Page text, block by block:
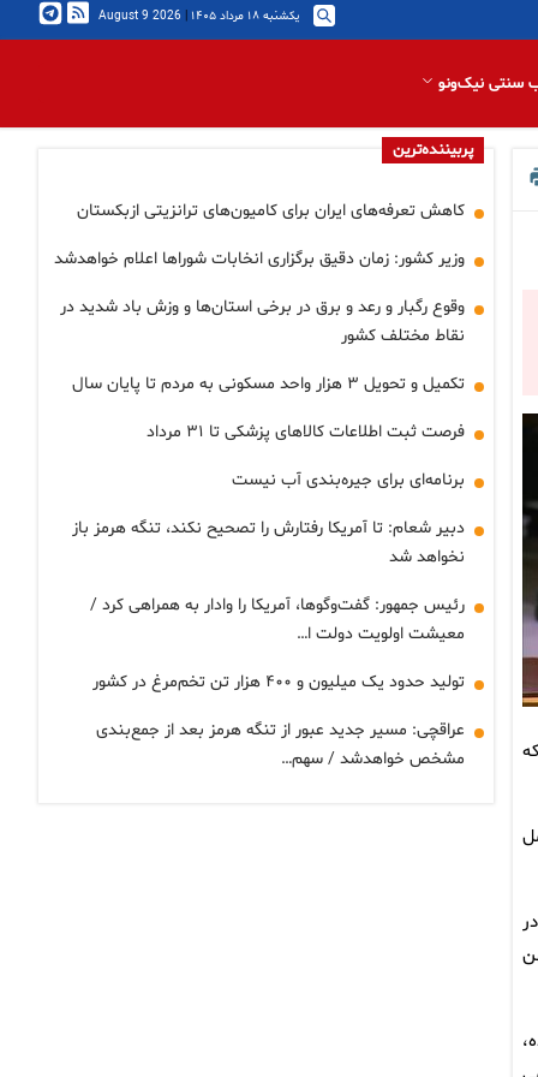
یکشنبه ۱۸ مرداد ۱۴۰۵ |
2026 August 9
سنتی نیک‌ونو
پربیننده‌ترین
کاهش تعرفه‌های ایران برای کامیون‌های ترانزیتی ازبکستان
وزیر کشور: زمان دقیق برگزاری انخابات شوراها اعلام خواهدشد
وقوع رگبار و رعد و برق در برخی استان‌ها و وزش باد شدید در
نقاط مختلف کشور
تکمیل و تحویل ۳ هزار واحد مسکونی به مردم تا پایان سال
فرصت ثبت اطلاعات کالاهای پزشکی تا ۳۱ مرداد
برنامه‌ای برای جیره‌بندی آب نیست
دبیر شعام: تا آمریکا رفتارش را تصحیح نکند، تنگه هرمز باز
نخواهد شد
رئیس جمهور: گفت‌وگوها، آمریکا را وادار به همراهی کرد /
معیشت اولویت دولت ا…
تولید حدود یک میلیون و ۴۰۰ هزار تن تخم‌مرغ در کشور
عراقچی: مسیر جدید عبور از تنگه هرمز بعد از جمع‌بندی
مشخص خواهدشد / سهم…